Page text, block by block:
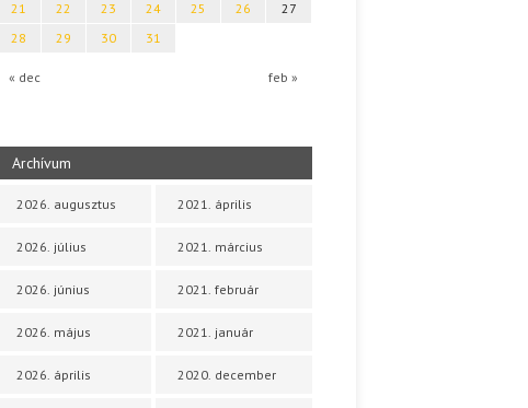
« dec feb »
21
22 23 24 25 26
27
28
29 30 31
Archívum
2026. augusztus
2026. július
2026. június
2026. május
2026. április
2021. április
2021. március
2021. február
2021. január
2020. december